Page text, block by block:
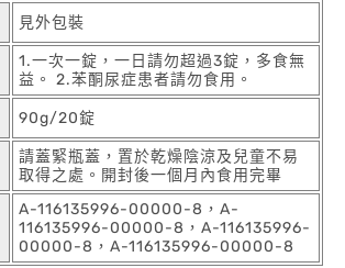
見外包裝
1.一次一錠，一日請勿超過3錠，多食無
益。 2.苯酮尿症患者請勿食用。
90g/20錠
請蓋緊瓶蓋，置於乾燥陰涼及兒童不易
取得之處。開封後一個月內食用完畢
A-116135996-00000-8，A-
116135996-00000-8，A-116135996-
00000-8，A-116135996-00000-8